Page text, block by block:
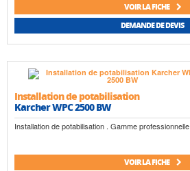
VOIR LA FICHE
DEMANDE DE DEVIS
Installation de potabilisation
Karcher WPC 2500 BW
Installation de potabilisation . Gamme professionnelle
VOIR LA FICHE